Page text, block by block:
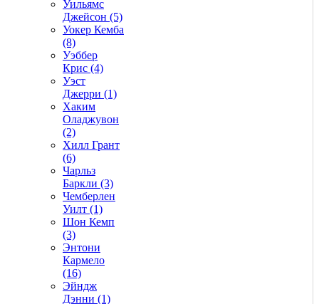
Уильямс
Джейсон (5)
Уокер Кемба
(8)
Уэббер
Крис (4)
Уэст
Джерри (1)
Хаким
Оладжувон
(2)
Хилл Грант
(6)
Чарльз
Баркли (3)
Чемберлен
Уилт (1)
Шон Кемп
(3)
Энтони
Кармело
(16)
Эйндж
Дэнни (1)